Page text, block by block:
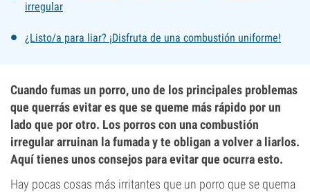
irregular
¿Listo/a para liar? ¡Disfruta de una combustión uniforme!
Cuando fumas un porro, uno de los principales problemas
que querrás evitar es que se queme más rápido por un
lado que por otro. Los porros con una combustión
irregular arruinan la fumada y te obligan a volver a liarlos.
Aquí tienes unos consejos para evitar que ocurra esto.
Hay pocas cosas más irritantes que un porro que se quema